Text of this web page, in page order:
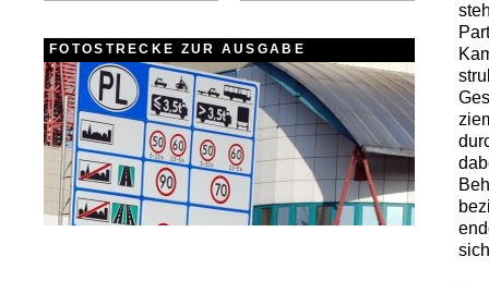
FOTOSTRECKE ZUR AUSGABE